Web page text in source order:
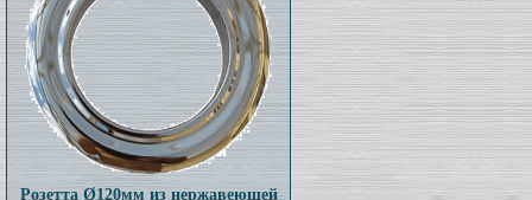
Розетта Ø120мм из нержавеющей